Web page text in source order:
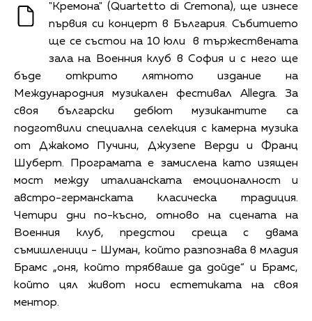
"Кремона" (Quartetto di Cremona), ще изнесе
първия си концерт в България. Събитието
ще се състои на 10 юли в тържествената
зала на Военния клуб в София и с него ще
бъде открито лятното издание на
Международния музикален фестивал Allegra. За
своя български дебют музикантите са
подготвили специална селекция с камерна музика
от Джакомо Пучини, Джузепе Верди и Франц
Шуберт. Програмата е замислена като изящен
мост между италианската емоционалност и
австро-германската класическа традиция.
Четири дни по-късно, отново на сцената на
Военния клуб, предстои среща с двама
съмишленици - Шуман, който разпознава в младия
Брамс „оня, който трябваше да дойде“ и Брамс,
който цял живот носи естетиката на своя
ментор.